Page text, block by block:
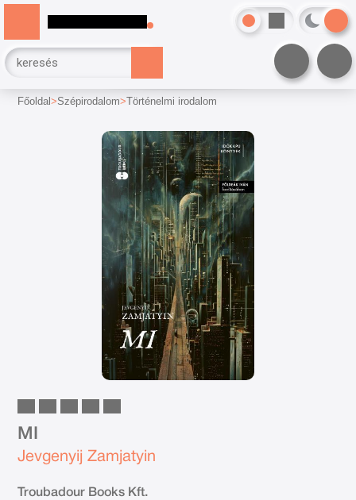
Főoldal Szépirodalom Történelmi irodalom
MI
Jevgenyij Zamjatyin
Troubadour Books Kft.